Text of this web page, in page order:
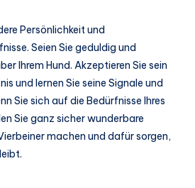
Persönlichkeit und
Seien Sie geduldig und
Ihrem Hund. Akzeptieren Sie sein
und lernen Sie seine Signale und
Sie sich auf die Bedürfnisse Ihres
Sie ganz sicher wunderbare
machen und dafür sorgen,